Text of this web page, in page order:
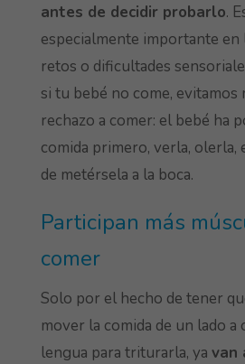
antes de decidir probarlo.
especialmente importante
retos o dificultades
si tu bebé no come, evitamos
rechazo a comer: el bebé ha
comida primero, verla, olerla,
de metérsela a la boca.
Participan más
comer
Solo por el hecho de tener
mover la comida de un lado a
lengua para triturarla, ya van